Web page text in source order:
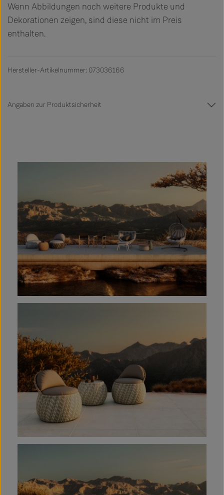
Wenn Abbildungen noch weitere Produkte und
Dekorationen zeigen, sind diese nicht im Preis
enthalten.
Hersteller-Artikelnummer: 073036166
Angaben zur Produktsicherheit